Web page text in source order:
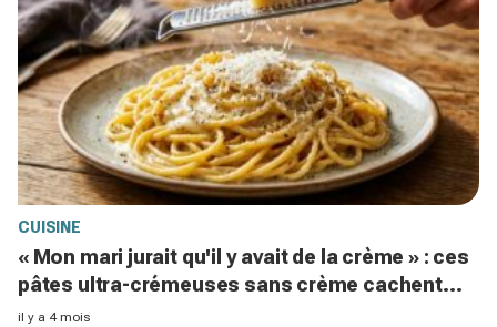
CUISINE
« Mon mari jurait qu'il y avait de la crème » : ces
pâtes ultra-crémeuses sans crème cachent
une astuce italienne
il y a 4 mois